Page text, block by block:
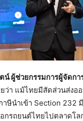
น์ ผู้ช่วยกรรมการผู้จัดก
ยว่า แม้ไทยมีสัดส่วนส่งอ
ษีนำเข้า Section 232
กรถยนต์ไทยไปตลาดโล